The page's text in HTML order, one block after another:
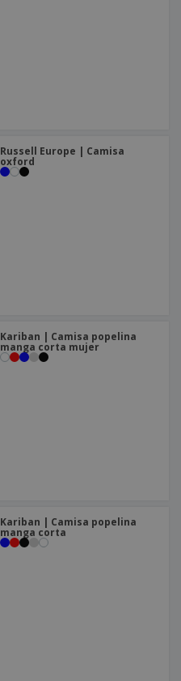
Russell Europe | Camisa
oxford
Kariban | Camisa popelina
manga corta mujer
Kariban | Camisa popelina
manga corta